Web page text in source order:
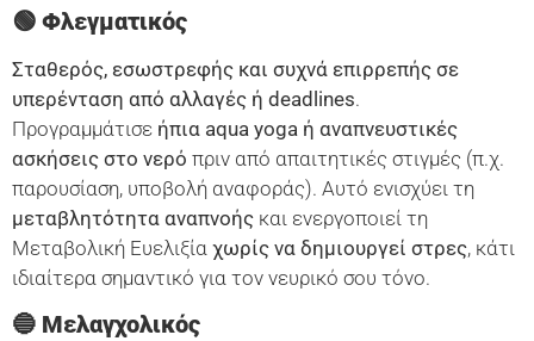
🟢 Φλεγματικός
Σταθερός, εσωστρεφής και συχνά επιρρεπής σε
υπερένταση από αλλαγές ή deadlines.
Προγραμμάτισε ήπια aqua yoga ή αναπνευστικές
ασκήσεις στο νερό πριν από απαιτητικές στιγμές (π.χ.
παρουσίαση, υποβολή αναφοράς). Αυτό ενισχύει τη
μεταβλητότητα αναπνοής και ενεργοποιεί τη
Μεταβολική Ευελιξία χωρίς να δημιουργεί στρες, κάτι
ιδιαίτερα σημαντικό για τον νευρικό σου τόνο.
🔵 Μελαγχολικός